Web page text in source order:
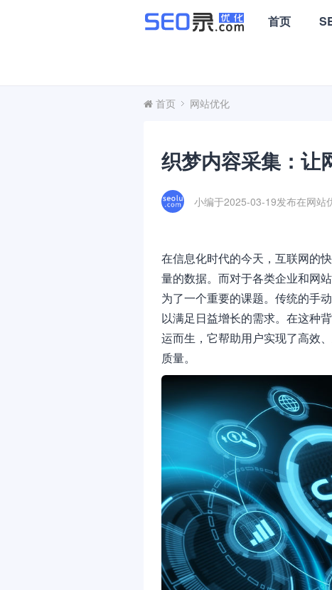
首页
首页 网站优化
织梦内容采集：让
小编于2025-03-19发布在网站
在信息化时代的今天，互联网的
量的数据。而对于各类企业和网
为了一个重要的课题。传统的手
以满足日益增长的需求。在这种
运而生，它帮助用户实现了高效
质量。